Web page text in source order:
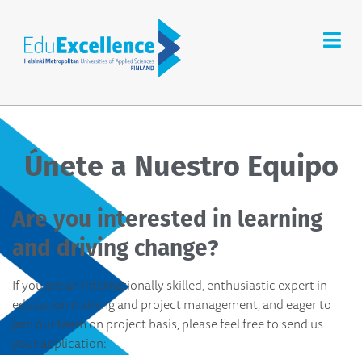
Únete a Nuestro Equipo
Are you interested in learning
and driving change?
If you are an internationally skilled, enthusiastic expert in
education training and project management, and eager to
join our team on project basis, please feel free to send us
your application: